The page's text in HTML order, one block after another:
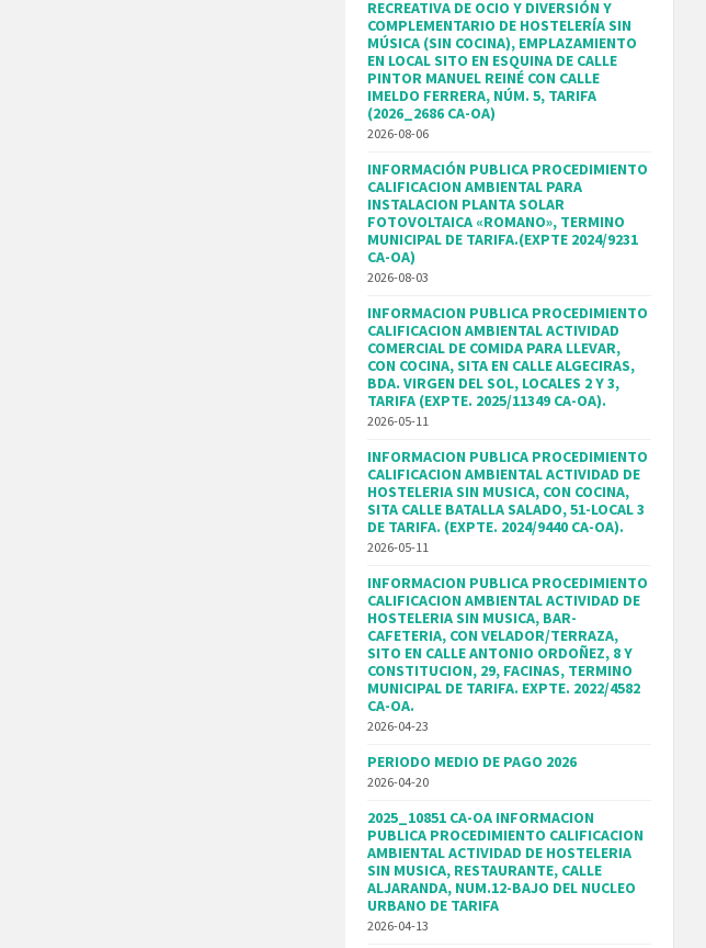
RECREATIVA DE OCIO Y DIVERSIÓN Y
COMPLEMENTARIO DE HOSTELERÍA SIN
MÚSICA (SIN COCINA), EMPLAZAMIENTO
EN LOCAL SITO EN ESQUINA DE CALLE
PINTOR MANUEL REINÉ CON CALLE
IMELDO FERRERA, NÚM. 5, TARIFA
(2026_2686 CA-OA)
2026-08-06
INFORMACIÓN PUBLICA PROCEDIMIENTO
CALIFICACION AMBIENTAL PARA
INSTALACION PLANTA SOLAR
FOTOVOLTAICA «ROMANO», TERMINO
MUNICIPAL DE TARIFA.(EXPTE 2024/9231
CA-OA)
2026-08-03
INFORMACION PUBLICA PROCEDIMIENTO
CALIFICACION AMBIENTAL ACTIVIDAD
COMERCIAL DE COMIDA PARA LLEVAR,
CON COCINA, SITA EN CALLE ALGECIRAS,
BDA. VIRGEN DEL SOL, LOCALES 2 Y 3,
TARIFA (EXPTE. 2025/11349 CA-OA).
2026-05-11
INFORMACION PUBLICA PROCEDIMIENTO
CALIFICACION AMBIENTAL ACTIVIDAD DE
HOSTELERIA SIN MUSICA, CON COCINA,
SITA CALLE BATALLA SALADO, 51-LOCAL 3
DE TARIFA. (EXPTE. 2024/9440 CA-OA).
2026-05-11
INFORMACION PUBLICA PROCEDIMIENTO
CALIFICACION AMBIENTAL ACTIVIDAD DE
HOSTELERIA SIN MUSICA, BAR-
CAFETERIA, CON VELADOR/TERRAZA,
SITO EN CALLE ANTONIO ORDOÑEZ, 8 Y
CONSTITUCION, 29, FACINAS, TERMINO
MUNICIPAL DE TARIFA. EXPTE. 2022/4582
CA-OA.
2026-04-23
PERIODO MEDIO DE PAGO 2026
2026-04-20
2025_10851 CA-OA INFORMACION
PUBLICA PROCEDIMIENTO CALIFICACION
AMBIENTAL ACTIVIDAD DE HOSTELERIA
SIN MUSICA, RESTAURANTE, CALLE
ALJARANDA, NUM.12-BAJO DEL NUCLEO
URBANO DE TARIFA
2026-04-13